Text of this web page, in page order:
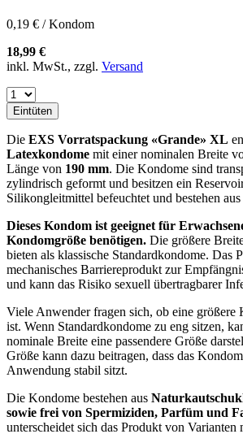
0,19 € / Kondom
18,99 €
inkl. MwSt., zzgl. Versand
Eintüten
Die EXS Vorratspackung «Grande» XL
Latexkondome mit einer nominalen Breite
Länge von 190 mm. Die Kondome sind
zylindrisch geformt und besitzen ein
Silikongleitmittel befeuchtet und bestehen
Dieses Kondom ist geeignet für
Kondomgröße benötigen. Die größere
bieten als klassische Standardkondome. Das
mechanisches Barriereprodukt zur
und kann das Risiko sexuell übertragbarer
Viele Anwender fragen sich, ob eine größere
ist. Wenn Standardkondome zu eng sitzen,
nominale Breite eine passendere Größe
Größe kann dazu beitragen, dass das
Anwendung stabil sitzt.
Die Kondome bestehen aus
sowie frei von Spermiziden, Parfüm und
unterscheidet sich das Produkt von Varianten